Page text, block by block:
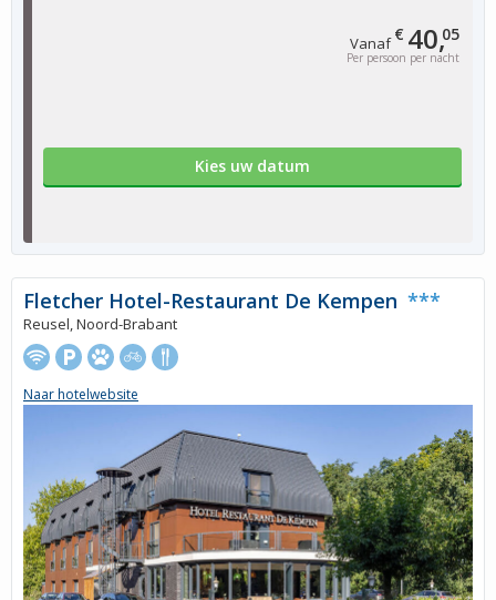
Vanaf€ 40,05
Per persoon per nacht
Kies uw datum
Fletcher Hotel-Restaurant De Kempen ***
Reusel, Noord-Brabant
Naar hotelwebsite